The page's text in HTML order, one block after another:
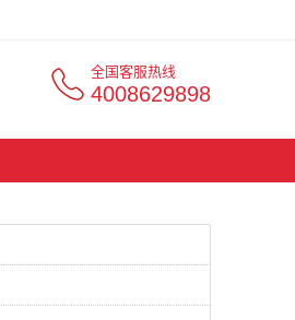
全国客服热线
4008629898